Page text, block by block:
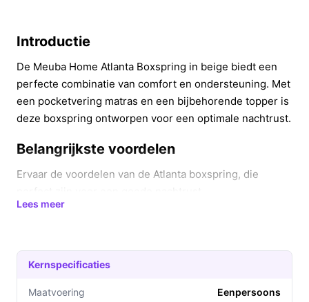
Introductie
De Meuba Home Atlanta Boxspring in beige biedt een
perfecte combinatie van comfort en ondersteuning. Met
een pocketvering matras en een bijbehorende topper is
deze boxspring ontworpen voor een optimale nachtrust.
Belangrijkste voordelen
Ervaar de voordelen van de Atlanta boxspring, die
drukpunten worden verminderd.
Inclusieve topper: De polyether topper zorgt voor
extra comfort en verlengt de levensduur van uw
Lees meer
Kernspecificaties
Maatvoering Eenpersoons